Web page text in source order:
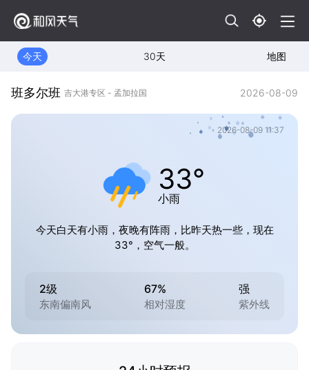
今天 30天 地图
班多尔班 吉大港专区 - 孟加拉国 2026-08-09
2026-08-09 11:37
33°
小雨
今天白天有小雨，夜晚有阵雨，比昨天热一些，现在
33°，空气一般。
2级
东南偏南风
67%
相对湿度
强
紫外线